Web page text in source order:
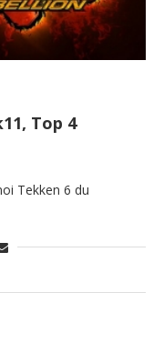
Top 4
Tekken 6 du